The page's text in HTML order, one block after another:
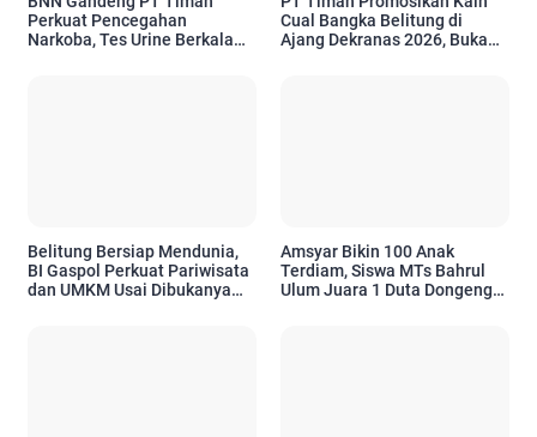
Perkuat Pencegahan
Narkoba, Tes Urine Berkala
Cual Bangka Belitung di
Ajang Dekranas 2026, Buka
Belitung Bersiap Mendunia,
BI Gaspol Perkuat Pariwisata
dan UMKM Usai Dibukanya
Amsyar Bikin 100 Anak
Terdiam, Siswa MTs Bahrul
Ulum Juara 1 Duta Dongeng